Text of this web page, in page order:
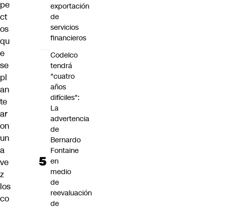
pe
ct
os
qu
e
se
pl
an
te
ar
on
un
a
ve
z
los
co
exportación
de
servicios
financieros
Codelco
tendrá
"cuatro
años
difíciles":
La
advertencia
de
Bernardo
Fontaine
en
medio
de
reevaluación
de